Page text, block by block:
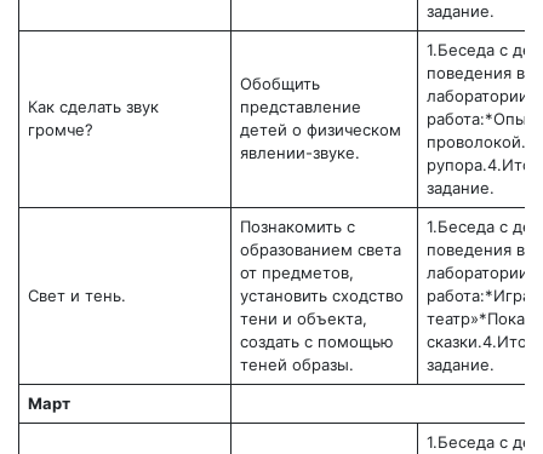
задание.
Как сделать звук
громче?
Обобщить
представление
детей о физическом
явлении-звуке.
1.Беседа с
поведения в
работа:*Опыт
задание.
Свет и тень.
Познакомить с
образованием света
от предметов,
установить сходство
тени и объекта,
создать с помощью
теней образы.
1.Беседа с
поведения в
работа:*Игра
театр»*Показ
задание.
Март
1.Беседа с